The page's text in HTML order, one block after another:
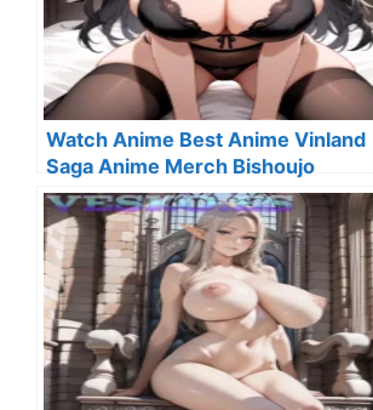
Watch Anime Best Anime Vinland
Saga Anime Merch Bishoujo